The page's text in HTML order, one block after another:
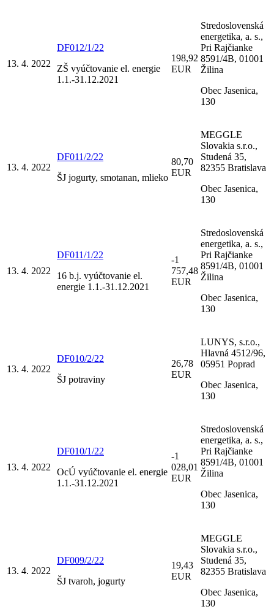
13. 4. 2022
DF012/1/22
ZŠ vyúčtovanie el. energie
1.1.-31.12.2021
198,92
EUR
Stredoslovenská
energetika, a. s.,
Pri Rajčianke
8591/4B, 01001
Žilina
Obec Jasenica,
130
13. 4. 2022
DF011/2/22
ŠJ jogurty, smotanan, mlieko
80,70
EUR
MEGGLE
Slovakia s.r.o.,
Studená 35,
82355 Bratislava
Obec Jasenica,
130
13. 4. 2022
DF011/1/22
16 b.j. vyúčtovanie el.
energie 1.1.-31.12.2021
-1
757,48
EUR
Stredoslovenská
energetika, a. s.,
Pri Rajčianke
8591/4B, 01001
Žilina
Obec Jasenica,
130
13. 4. 2022
DF010/2/22
ŠJ potraviny
26,78
EUR
LUNYS, s.r.o.,
Hlavná 4512/96,
05951 Poprad
Obec Jasenica,
130
13. 4. 2022
DF010/1/22
OcÚ vyúčtovanie el. energie
1.1.-31.12.2021
-1
028,01
EUR
Stredoslovenská
energetika, a. s.,
Pri Rajčianke
8591/4B, 01001
Žilina
Obec Jasenica,
130
13. 4. 2022
DF009/2/22
ŠJ tvaroh, jogurty
19,43
EUR
MEGGLE
Slovakia s.r.o.,
Studená 35,
82355 Bratislava
Obec Jasenica,
130